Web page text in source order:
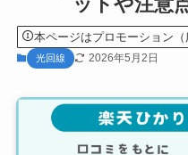
本ページはプロモーション（
光回線 2026年5月2日